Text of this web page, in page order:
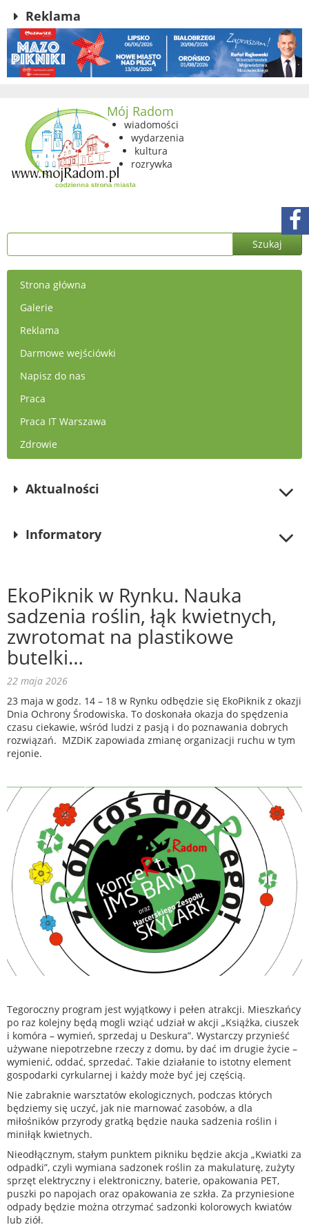
Reklama
Mój Radom
wiadomości
wydarzenia
kultura
rozrywka
Strona główna
Galerie
Reklama
Darmowe wejściówki
Napisz do nas
Praca
Praca IT Warszawa
Zdrowie
Aktualności
Informatory
EkoPiknik w Rynku. Nauka
sadzenia roślin, łąk kwietnych,
zwrotomat na plastikowe
butelki…
22 maja 2026
23 maja w godz. 14 – 18 w Rynku odbędzie się EkoPiknik z okazji
Dnia Ochrony Środowiska. To doskonała okazja do spędzenia
czasu ciekawie, wśród ludzi z pasją i do poznawania dobrych
rozwiązań. MZDiK zapowiada zmianę organizacji ruchu w tym
rejonie.
Tegoroczny program jest wyjątkowy i pełen atrakcji. Mieszkańcy
po raz kolejny będą mogli wziąć udział w akcji „Książka, ciuszek
i komóra – wymień, sprzedaj u Deskura”. Wystarczy przynieść
używane niepotrzebne rzeczy z domu, by dać im drugie życie –
wymienić, oddać, sprzedać. Takie działanie to istotny element
gospodarki cyrkularnej i każdy może być jej częścią.
Nie zabraknie warsztatów ekologicznych, podczas których
będziemy się uczyć, jak nie marnować zasobów, a dla
miłośników przyrody gratką będzie nauka sadzenia roślin i
miniłąk kwietnych.
Nieodłącznym, stałym punktem pikniku będzie akcja „Kwiatki za
odpadki”, czyli wymiana sadzonek roślin za makulaturę, zużyty
sprzęt elektryczny i elektroniczny, baterie, opakowania PET,
puszki po napojach oraz opakowania ze szkła. Za przyniesione
odpady będzie można otrzymać sadzonki kolorowych kwiatów
lub ziół.